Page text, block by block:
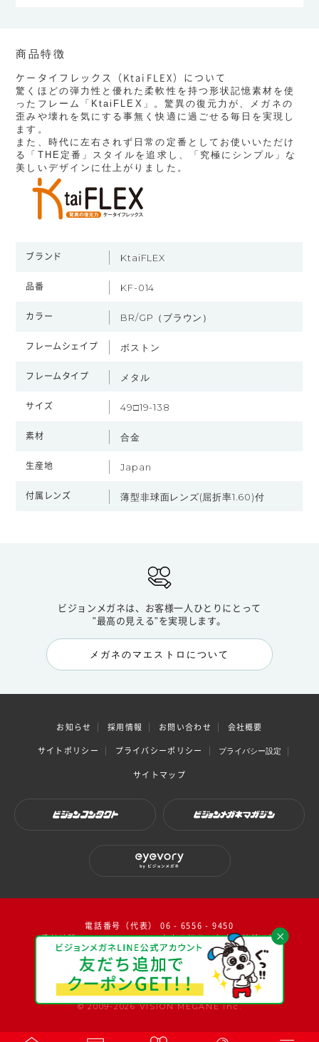
商品特徴
ケータイフレックス（KtaiFLEX）について
驚くほどの弾力性と優れた柔軟性を持つ形状記憶素材を使
ったフレーム「KtaiFLEX」。驚異の復元力が、メガネの
歪みや壊れを気にする事無く快適に過ごせる毎日を実現し
ます。
また、時代に左右されず日常の定番としてお使いいただけ
る「THE定番」スタイルを追求し、「究極にシンプル」な
美しいデザインに仕上がりました。
ブランド KtaiFLEX
品番 KF-014
カラー BR/GP（ブラウン）
フレームシェイプ ボストン
フレームタイプ メタル
サイズ 49□19-138
素材 合金
生産地 Japan
付属レンズ 薄型非球面レンズ(屈折率1.60)付
ビジョンメガネは、お客様一人ひとりにとって
"最高の見える"を実現します。
メガネのマエストロについて
お知らせ 採用情報 お問い合わせ 会社概要
サイトポリシー プライバシーポリシー プライバシー設定
サイトマップ
電話番号（代表） 06 - 6556 - 9450
受付時間：10：00～17：00（ 土日祝日・年末年始除く）
© 2009-2026 VISION MEGANE inc.
facebook instagram youtube